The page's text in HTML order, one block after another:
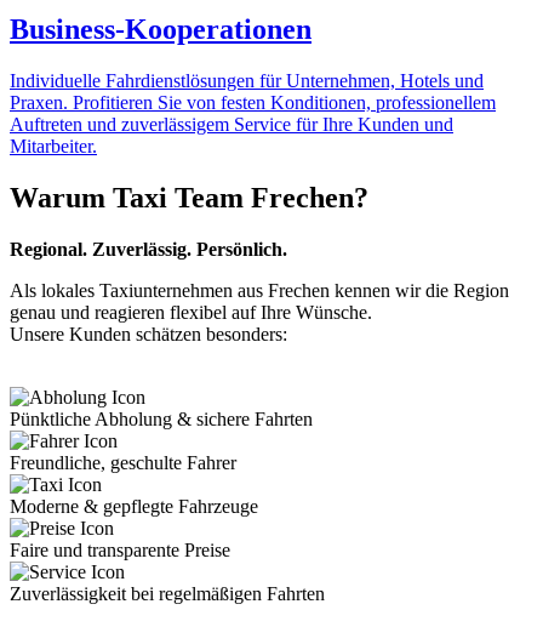
Business-Kooperationen
Individuelle Fahrdienstlösungen für Unternehmen, Hotels und
Praxen. Profitieren Sie von festen Konditionen, professionellem
Auftreten und zuverlässigem Service für Ihre Kunden und
Mitarbeiter.
Warum Taxi Team Frechen?
Regional. Zuverlässig. Persönlich.
Als lokales Taxiunternehmen aus Frechen kennen wir die Region
genau und reagieren flexibel auf Ihre Wünsche.
Unsere Kunden schätzen besonders:
Pünktliche Abholung & sichere Fahrten
Freundliche, geschulte Fahrer
Moderne & gepflegte Fahrzeuge
Faire und transparente Preise
Zuverlässigkeit bei regelmäßigen Fahrten